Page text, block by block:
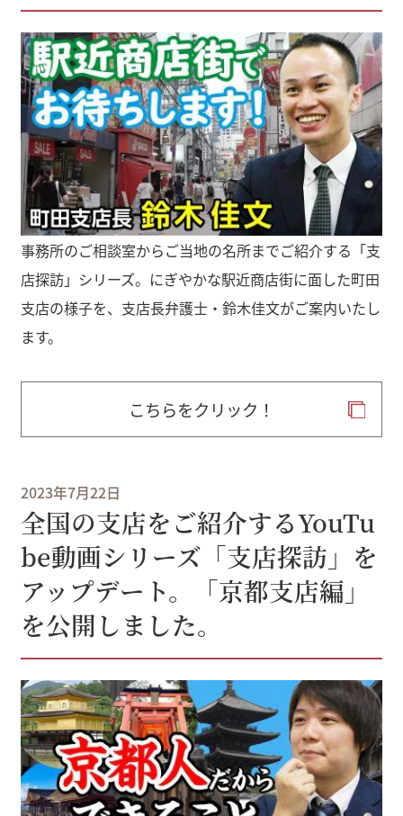
事務所のご相談室からご当地の名所までご紹介する「支
店探訪」シリーズ。にぎやかな駅近商店街に面した町田
支店の様子を、支店長弁護士・鈴木佳文がご案内いたし
ます。
こちらをクリック！
2023年7月22日
全国の支店をご紹介するYouTu
be動画シリーズ「支店探訪」を
アップデート。「京都支店編」
を公開しました。